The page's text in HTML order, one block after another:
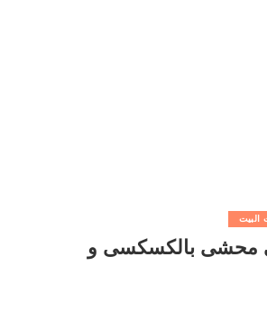
محشى بالكسكسى و